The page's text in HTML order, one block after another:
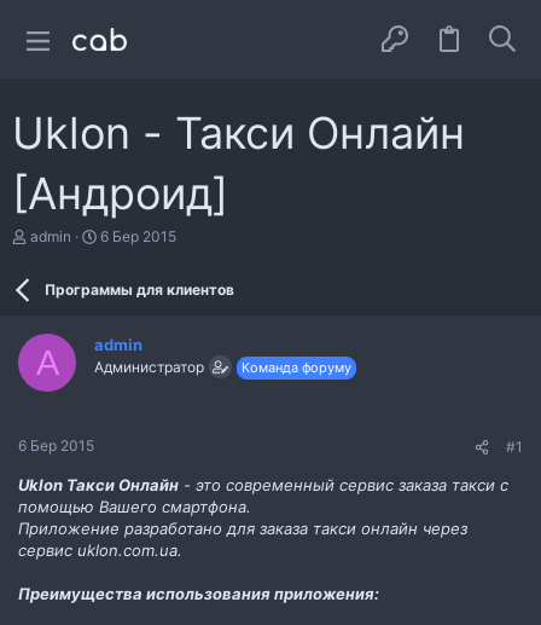
Uklon - Такси Онлайн
[Андроид]
А
т
м
и
admin
Д
а
в
о
6 Бер 2015
Программы для клиентов
A admin
Администратор Команда форуму
6 Бер 2015 #1
Uklon Такси Онлайн - это современный сервис заказа такси с
помощью Вашего смартфона.
Приложение разработано для заказа такси онлайн через
сервис uklon.com.ua.
Преимущества использования приложения: